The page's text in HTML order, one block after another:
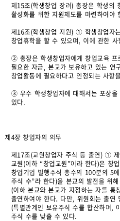
제15조(학생창업 장려) 총장은 학생의
활성화를 위한 지원제도를 마련하여야
제16조(학생창업 지원) ① 학생창업자
창업휴학을 할 수 있으며, 이에 관한
② 총장은 학생창업자에게 창업교육
필요한 자금, 본교가 보유하고 있는 연
창업활동에 필요하다고 인정되는 사항
③ 우수 학생창업자에 대해서는 포상
있다.
제4장 창업자의 의무
제17조(교원창업자 주식 등 출연) ①
교원(이하 “창업교원”이라 한다)은 창
창업기업 발행주식 총수의 100분의 5
주식 수”라 한다)을 본교의 발전을 위
(이하 본교와 본교가 지정하는 자를 통
출연하여야 한다. 다만, 위원회는 출연
(특별관계인 보유주식 수를 합산하며,
주식 수를 낮출 수 있다.